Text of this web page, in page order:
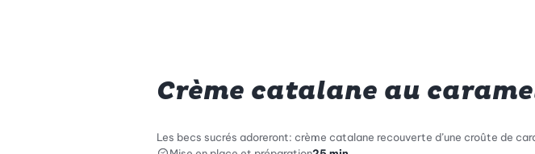
Crème catalane au
Les becs sucrés adoreront: crème catalane recouverte d’une croûte de